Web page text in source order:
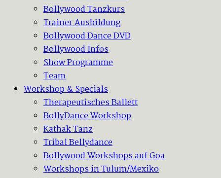
Bollywood Tanzkurs
Trainer Ausbildung
Bollywood Dance DVD
Bollywood Infos
Show Programme
Team
Workshop & Specials
Therapeutisches Ballett
BollyDance Workshop
Kathak Tanz
Tribal Bellydance
Bollywood Workshops auf Goa
Workshops in Tulum/Mexiko